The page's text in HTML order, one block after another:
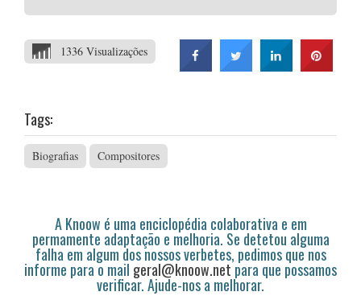
1336 Visualizações
Tags:
Biografias Compositores
A Knoow é uma enciclopédia colaborativa e em
permamente adaptação e melhoria. Se detetou alguma
falha em algum dos nossos verbetes, pedimos que nos
informe para o mail geral@knoow.netpara que possamos
verificar. Ajude-nos a melhorar.